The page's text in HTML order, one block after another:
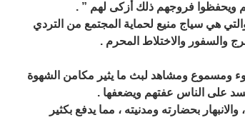
ويحفظوا فروجهم ذلك أزكى لهم ” .
والسفور والاختلاط المحرم .
على الناس عفتهم ويضعفها .